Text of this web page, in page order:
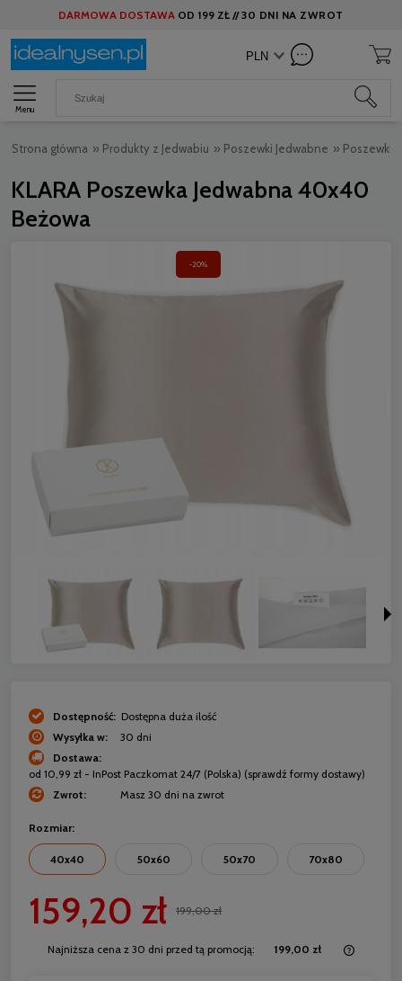
DARMOWA DOSTAWA OD 199 ZŁ //30 DNI NA ZWROT
Menu
Strona główna » Produkty z Jedwabiu » Poszewki Jedwabne » Poszewki
KLARA Poszewka Jedwabna 40x40
Beżowa
-20%
Dostępność: Dostępna duża ilość
Wysyłka w:
30 dni
Dostawa:
od 10,99 zł - InPost Paczkomat 24/7 (Polska) (sprawdź formy dostawy)
Zwrot:
Masz 30 dni na zwrot
Rozmiar:
40x40 50x60 50x70 70x80
159,20 zł 199,00 zł
Najniższa cena z 30 dni przed tą promocją: 199,00 zł